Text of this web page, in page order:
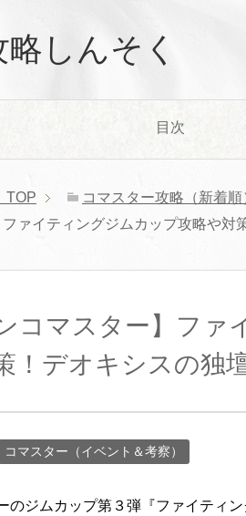
しんそく
目次
TOP コマスター攻略（新着順
ファイティングジムカップ攻略や対
コマスター】フ
！デオキシスの独
コマスター（イベント＆考察）
のジムカップ第３弾『ファイティ